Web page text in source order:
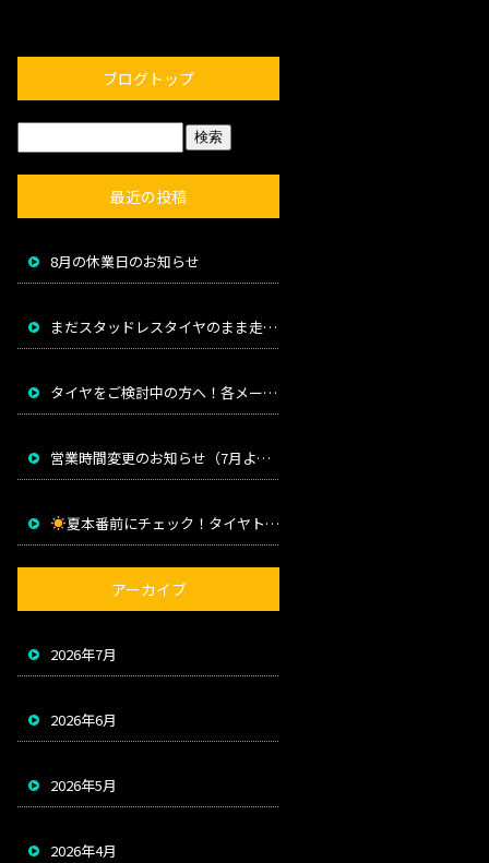
ブログトップ
最近の投稿
8月の休業日のお知らせ
まだスタッドレスタイヤのまま走っていませんか？
タイヤをご検討中の方へ！各メーカー値上げのお知らせ
営業時間変更のお知らせ（7月より）
夏本番前にチェック！タイヤトラブルを防ぐためのポイント
アーカイブ
2026年7月
2026年6月
2026年5月
2026年4月